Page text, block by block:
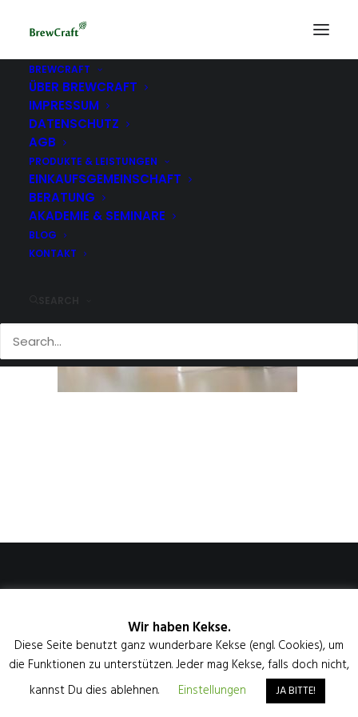
BREWCRAFT
ÜBER BREWCRAFT
IMPRESSUM
DATENSCHUTZ
AGB
PRODUKTE & LEISTUNGEN
EINKAUFSGEMEINSCHAFT
BERATUNG
AKADEMIE & SEMINARE
BLOG
KONTAKT
Home
DATENSCHUTZ
Wir haben Kekse.
Diese Seite benutzt ganz wunderbare Kekse (engl. Cookies), um
die Funktionen zu unterstützen. Jeder mag Kekse, falls doch nicht,
kannst Du dies ablehnen.
Einstellungen JA BITTE!